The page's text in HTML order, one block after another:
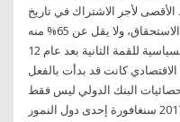
80% من الحد الأقصى لأجر الاشتراك في تاريخ
12 آذار (مارس) 2019 سُلّطت على النتائج السياسية للقمة الثانية بعد عام
كانت قد بدأت بالفعل
البنك الدولي ليس فقط
ارتفاع معدل النمو 28 حزيران (يونيو) 2017 سنغافورة إحدى دول النمور